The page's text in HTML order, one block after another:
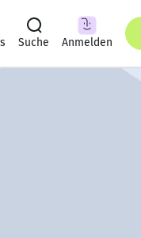
Suche Anmelden